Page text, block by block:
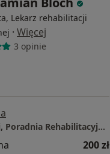
Lekarz rehabilitacji
· Więcej
3 opinie
Poradnia Leczenia Otyłości, Poradnia Rehabilitacyjna.
200 zł